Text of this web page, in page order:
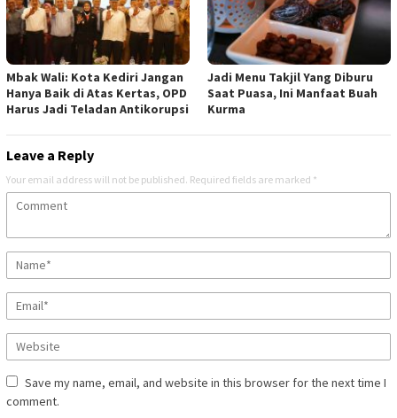
Mbak Wali: Kota Kediri Jangan
Hanya Baik di Atas Kertas, OPD
Harus Jadi Teladan Antikorupsi
Jadi Menu Takjil Yang Diburu
Saat Puasa, Ini Manfaat Buah
Kurma
Leave a Reply
Your email address will not be published. Required fields are marked *
Save my name, email, and website in this browser for the next time I
comment.